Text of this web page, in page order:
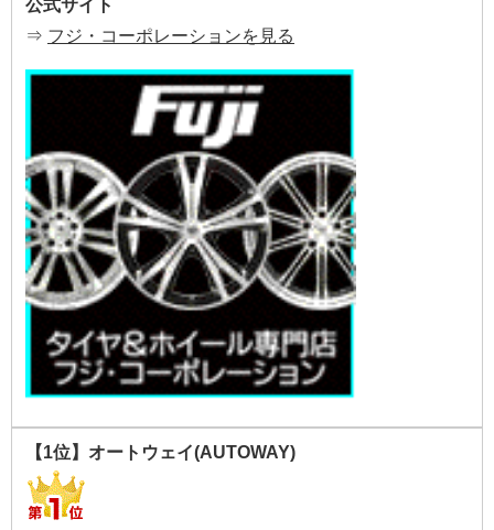
公式サイト
⇒ フジ・コーポレーションを見る
【1位】オートウェイ(AUTOWAY)